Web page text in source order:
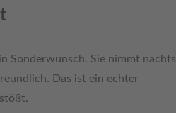
Sonderwunsch. Sie nimmt nachts
Das ist ein echter